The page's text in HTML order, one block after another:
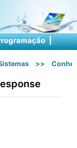
|
>>